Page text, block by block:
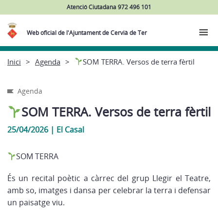
Atenció Ciutadana 972 496 101
Web oficial de l'Ajuntament de Cervià de Ter
Inici Agenda SOM TERRA. Versos de terra fèrtil
Agenda
SOM TERRA. Versos de terra fèrtil
25/04/2026 | El Casal
SOM TERRA
És un recital poètic a càrrec del grup Llegir el Teatre,
amb so, imatges i dansa per celebrar la terra i defensar
un paisatge viu.